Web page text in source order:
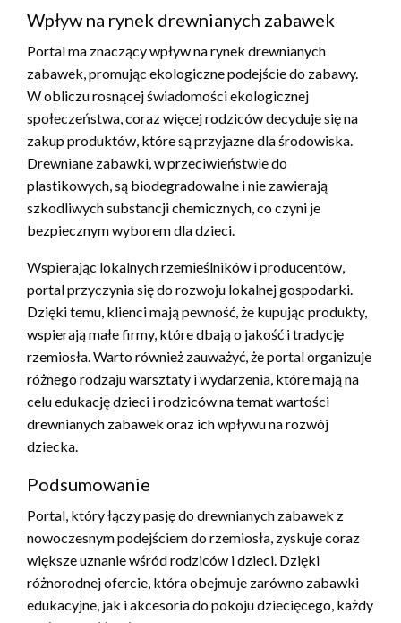
Wpływ na rynek drewnianych zabawek
Portal ma znaczący wpływ na rynek drewnianych
zabawek, promując ekologiczne podejście do zabawy.
W obliczu rosnącej świadomości ekologicznej
społeczeństwa, coraz więcej rodziców decyduje się na
zakup produktów, które są przyjazne dla środowiska.
Drewniane zabawki, w przeciwieństwie do
plastikowych, są biodegradowalne i nie zawierają
szkodliwych substancji chemicznych, co czyni je
bezpiecznym wyborem dla dzieci.
Wspierając lokalnych rzemieślników i producentów,
portal przyczynia się do rozwoju lokalnej gospodarki.
Dzięki temu, klienci mają pewność, że kupując produkty,
wspierają małe firmy, które dbają o jakość i tradycję
rzemiosła. Warto również zauważyć, że portal organizuje
różnego rodzaju warsztaty i wydarzenia, które mają na
celu edukację dzieci i rodziców na temat wartości
drewnianych zabawek oraz ich wpływu na rozwój
dziecka.
Podsumowanie
Portal, który łączy pasję do drewnianych zabawek z
nowoczesnym podejściem do rzemiosła, zyskuje coraz
większe uznanie wśród rodziców i dzieci. Dzięki
różnorodnej ofercie, która obejmuje zarówno zabawki
edukacyjne, jak i akcesoria do pokoju dziecięcego, każdy